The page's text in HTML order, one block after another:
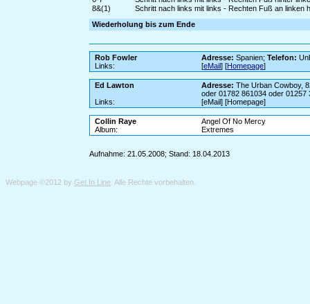
8&(1)
Schritt nach links mit links - Rechten Fuß an linken
Wiederholung bis zum Ende
Rob Fowler Adresse: Spanien;Telefon:
Links:
[eMail] [Homepage]
Ed Lawton Adresse: The Urban Cowboy,
oder 01782 861034 oder 01257
Links:
[eMail] [Homepage]
Collin Raye
Angel Of No Mercy
Album:
Extremes
Aufnahme: 21.05.2008; Stand: 18.04.2013
Webpage ©2012 by Get In Line . Alle Rechte vorbehalten.